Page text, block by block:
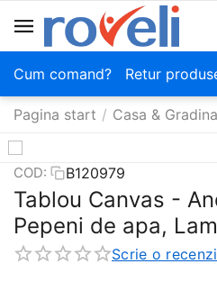
Cum comand? Retur
Pagina start / Casa & Gradina
COD: B120979
Tablou Canvas -
Pepeni de apa,
Scrie o